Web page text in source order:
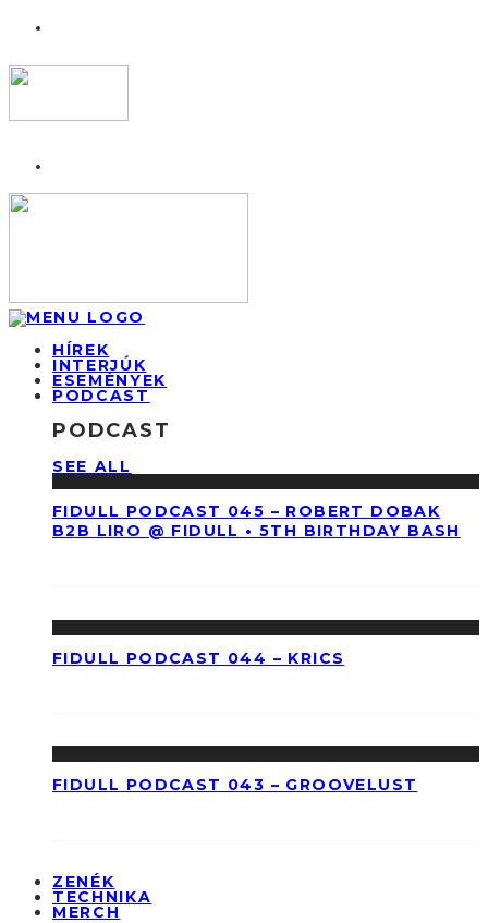
HÍREK
INTERJÚK
ESEMÉNYEK
PODCAST
PODCAST
SEE ALL
FIDULL PODCAST 045 – ROBERT DOBAK
B2B LIRO @ FIDULL • 5TH BIRTHDAY BASH
FIDULL PODCAST 044 – KRICS
FIDULL PODCAST 043 – GROOVELUST
ZENÉK
TECHNIKA
MERCH